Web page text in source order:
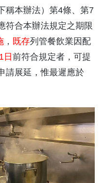
稱本辦法）第4條、第7
符合本辦法規定之期限
， 既存列管餐飲業因配
日 前符合規定者，可提
請展延，惟最遲應於